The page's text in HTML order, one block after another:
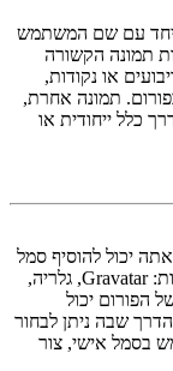
יחד עם שם המשתמש
תמונה הקשורה
או נקודות,
תמונה אחרת,
כלל ייחודית או
יכול להוסיף סמל
אישי באמצעות אחת מארבע השיטות הבאות: Gravatar, גלריה,
הפורום יכול
שבה ניתן לבחור
בסמל אישי, צור